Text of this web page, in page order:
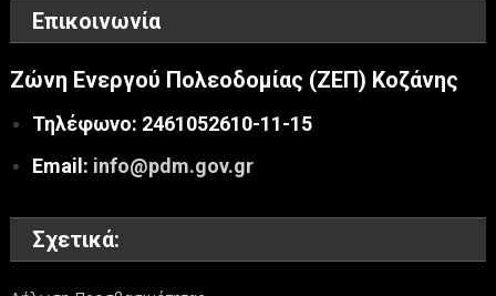
Επικοινωνία
Ζώνη Ενεργού Πολεοδομίας (ΖΕΠ) Κοζάνης
Τηλέφωνο: 2461052610-11-15
Email: info@pdm.gov.gr
Σχετικά: